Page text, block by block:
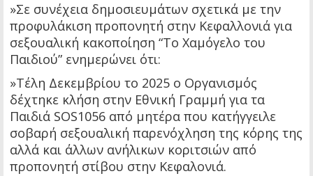
»Σε συνέχεια δημοσιευμάτων σχετικά με την
προφυλάκιση προπονητή στην Κεφαλλονιά για
σεξουαλική κακοποίηση “Το Χαμόγελο του
Παιδιού” ενημερώνει ότι:
»Τέλη Δεκεμβρίου το 2025 ο Οργανισμός
δέχτηκε κλήση στην Εθνική Γραμμή για τα
Παιδιά SOS1056 από μητέρα που κατήγγειλε
σοβαρή σεξουαλική παρενόχληση της κόρης της
αλλά και άλλων ανήλικων κοριτσιών από
προπονητή στίβου στην Κεφαλονιά.